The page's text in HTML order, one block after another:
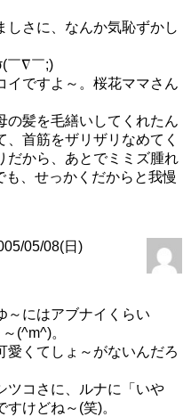
しさに、なんか気恥ずかし
￣∇￣;)
イですよ～。桜花ママさん
の髪を毛繕いしてくれたん
首筋をザリザリなめてく
だから、あとでミミズ腫れ
、せっかくだからと我慢
05/08(日)
～にはアブナイくらい
(^m^)。
愛くてしょ～がないんだろ
ツコさに、ルナに「いや
けどね～(笑)。